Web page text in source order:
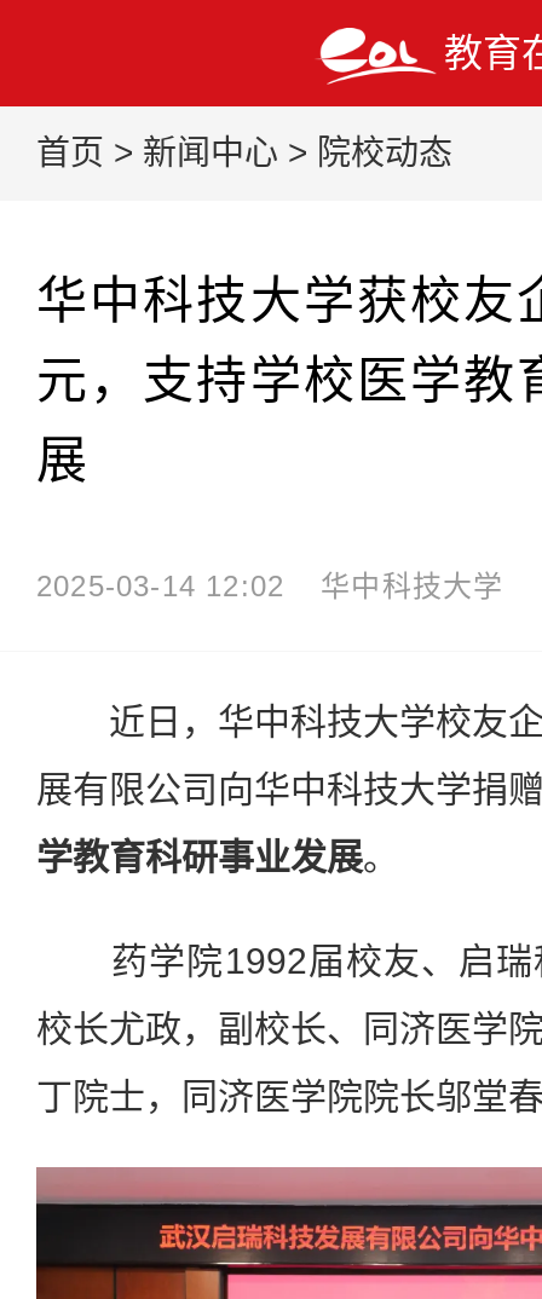
教育
首页 > 新闻中心 > 院校动态
华中科技大学获校友
元，支持学校医学教
展
2025-03-14 12:02 华中科技大学
近日，华中科技大学校友企
展有限公司向华中科技大学捐
学教育科研事业发展。
药学院1992届校友、启瑞
校长尤政，副校长、同济医学
丁院士，同济医学院院长邬堂